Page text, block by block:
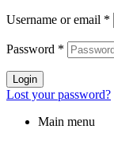
Username or email *
Password *
Login
Lost your password?
Main menu